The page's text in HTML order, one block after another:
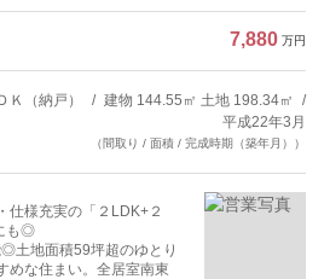
7,880 万円
Ｋ（納戸）
建物 144.55㎡ 土地 198.34㎡
平成22年3月
（間取り / 面積 / 完成時期（築年月））
仕様充実の「２LDK+２
も◎
土地面積59坪超のゆとり
めな住まい。全居室南東